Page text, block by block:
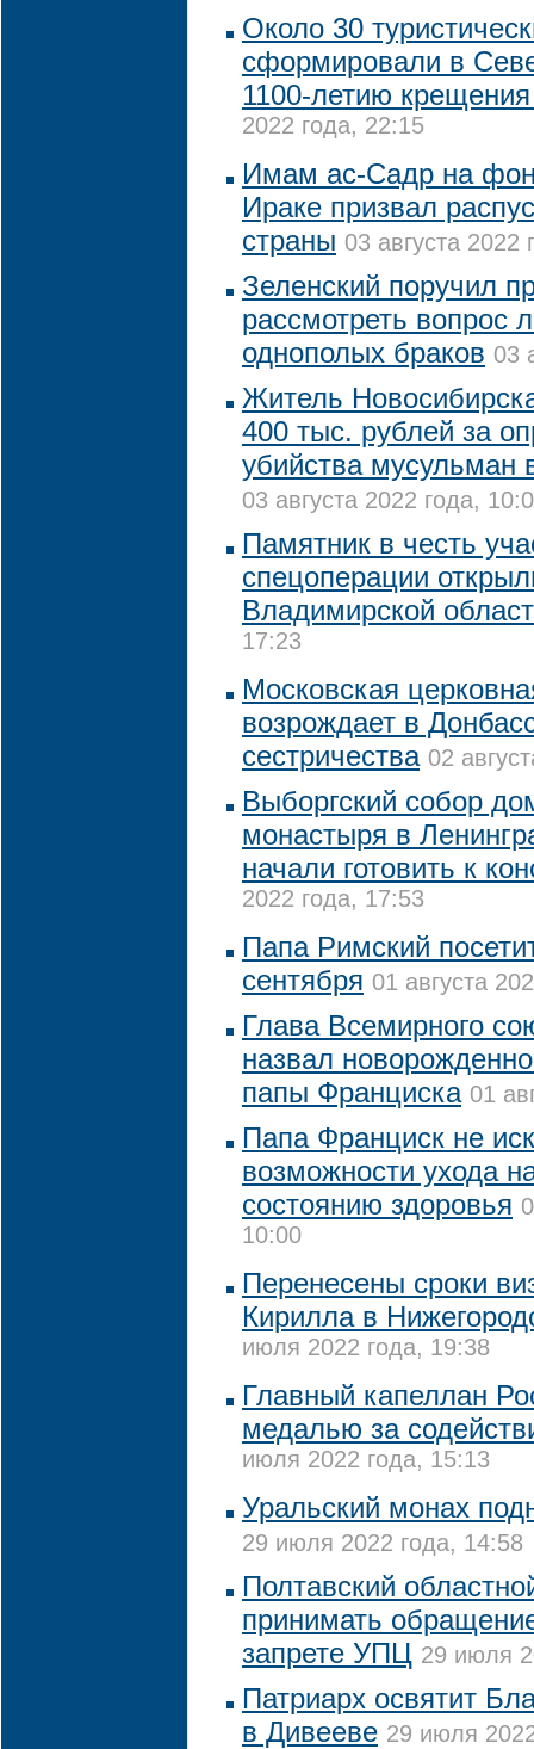
Около 30
сформировали в
1100-летию
2022 года, 22:15
Имам ас-Садр на
Ираке призвал
страны 03 августа 2022
Зеленский поручил
рассмотреть вопрос
однополых браков 03
Житель
400 тыс. рублей за
убийства мусульман
03 августа 2022 года,
Памятник в честь
спецоперации
Владимирской
17:23
Московская
возрождает в
сестричества 02
Выборгский собор
монастыря в
начали готовить к
2022 года, 17:53
Папа Римский
сентября 01 августа
Глава Всемирного
назвал
папы Франциска 01
Папа Франциск не
возможности ухода
состоянию здоровья
10:00
Перенесены сроки
Кирилла в
июля 2022 года, 19:38
Главный капеллан
медалью за
июля 2022 года, 15:13
Уральский монах
29 июля 2022 года, 14:58
Полтавский
принимать
запрете УПЦ 29 июля
Патриарх освятит
в Дивееве 29 июля